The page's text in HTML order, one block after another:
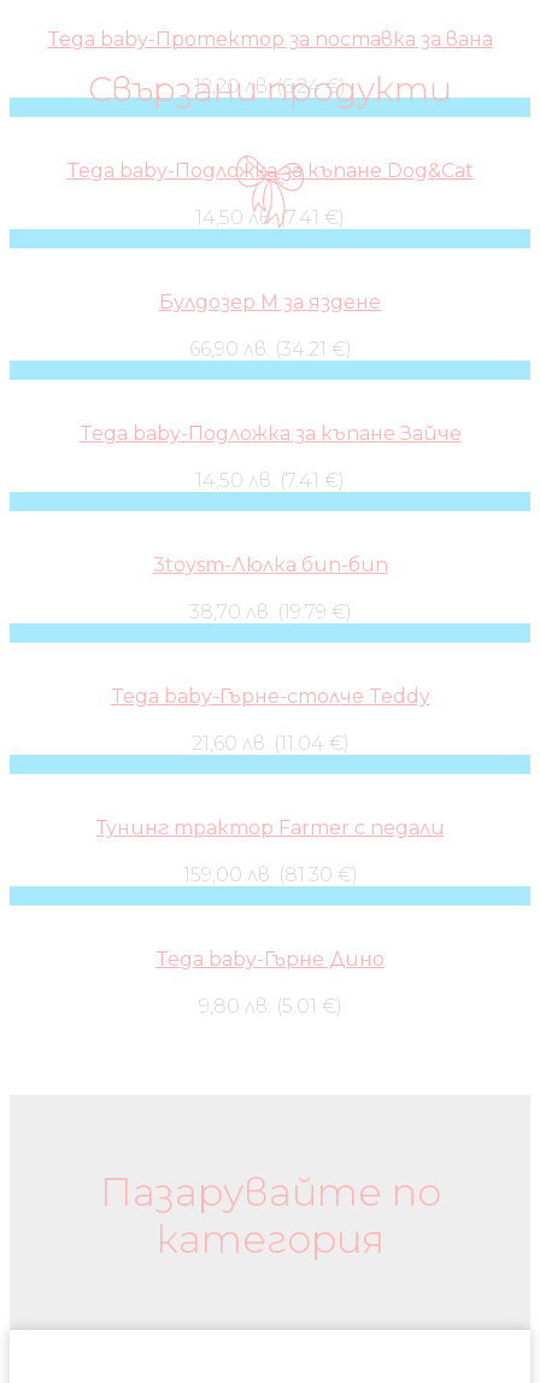
Свързани продукти
Tega baby-Протектор за поставка за вана
12,20 лв. (6.24 €)
Tega baby-Подложка за къпане Dog&Cat
14,50 лв. (7.41 €)
Булдозер M за яздене
66,90 лв. (34.21 €)
Tega baby-Подложка за къпане Зайче
14,50 лв. (7.41 €)
3toysm-Люлка бип-бип
38,70 лв. (19.79 €)
Tega baby-Гърне-столче Teddy
21,60 лв. (11.04 €)
Тунинг трактор Farmer с педали
159,00 лв. (81.30 €)
Tega baby-Гърне Дино
9,80 лв. (5.01 €)
Пазарувайте по
категория